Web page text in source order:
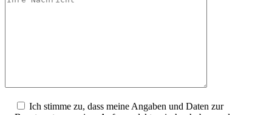
Bitte lasse dieses Feld leer.
Ich stimme zu, dass meine Angaben und Daten zur